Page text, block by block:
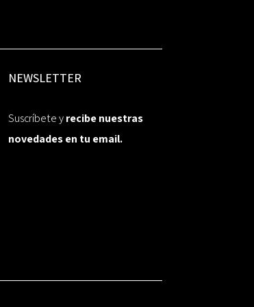
NEWSLETTER
Suscríbete yrecibe nuestras
novedades en tu email.